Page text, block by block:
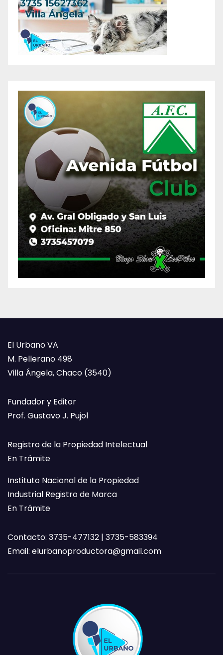
El Urbano VA
M. Pellerano 498
Villa Ángela, Chaco (3540)
Fundador y Editor
Prof. Gustavo J. Pujol
Registro de la Propiedad Intelectual
En Trámite
Instituto Nacional de la Propiedad
Industrial Registro de Marca
En Trámite
Contacto: 3735-477132 | 3735-583394
Email: elurbanoproductora@gmail.com